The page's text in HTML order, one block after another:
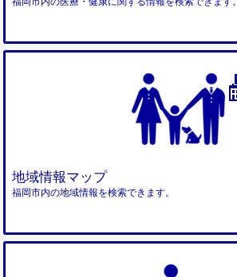
地域情報マップ
福岡市内の地域情報を検索できます。